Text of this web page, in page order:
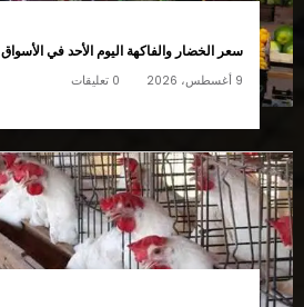
سعر الخضار والفاكهة اليوم الأحد في الأسواق
9 أغسطس، 2026 0 تعليقات